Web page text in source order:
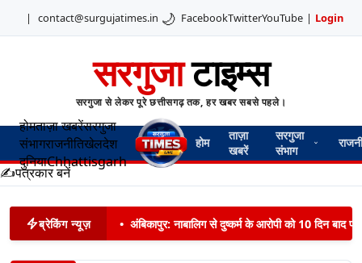
| contact@surgujatimes.in 🌙 FacebookTwitterYouTube | Login
सरगुजाटाइम्स
सरगुजा से लेकर पूरे छत्तीसगढ़ तक, हर खबर सबसे पहले।
होमताज़ा खबरेंसरगुजा
संभागराजनीतिखेलदेश
दुनियाChhattisgarh
होम
ताज़ा
खबरें
सरगुजा
संभाग
✍️पत्रकार बनें
ब्रेकिंग न्यूज़ • अंबिकापुर: नाबालिग से दुष्कर्म के आरोपी को 10 दिन बाद